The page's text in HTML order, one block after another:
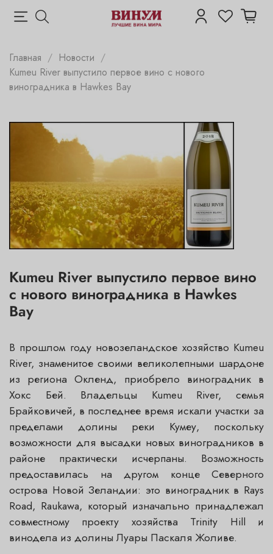
Главная
Новости
Kumeu River выпустило первое вино с нового
виноградника в Hawkes Bay
Kumeu River выпустило первое вино
с нового виноградника в Hawkes
Bay
В прошлом году новозеландское хозяйство Kumeu
River, знаменитое своими великолепными шардоне
из региона Окленд, приобрело виноградник в
Хокс Бей. Владельцы Kumeu River, семья
Брайковичей, в последнее время искали участки за
пределами долины реки Кумеу, поскольку
возможности для высадки новых виноградников в
районе практически исчерпаны. Возможность
предоставилась на другом конце Северного
острова Новой Зеландии: это виноградник в Rays
Road, Raukawa, который изначально принадлежал
совместному проекту хозяйства Trinity Hill и
винодела из долины Луары Паскаля Жоливе.